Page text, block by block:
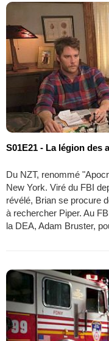
S01E21 - La légion des
Du NZT, renommé
New York. Viré du FBI
révélé, Brian se procure
à rechercher Piper. Au
la DEA, Adam Bruster,